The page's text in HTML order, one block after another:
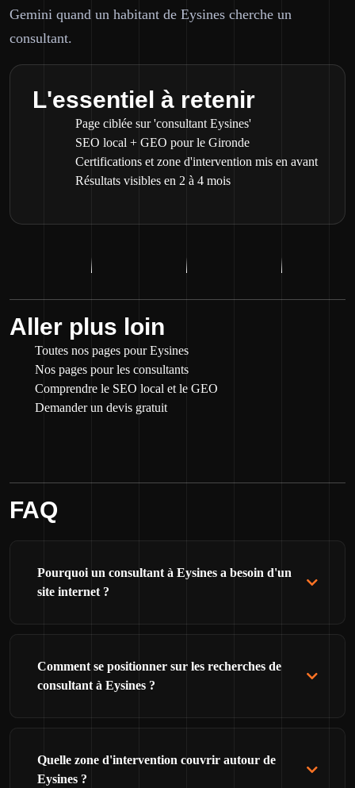
Gemini quand un habitant de Eysines cherche un
consultant.
L'essentiel à retenir
Page ciblée sur 'consultant Eysines'
SEO local + GEO pour le Gironde
Certifications et zone d'intervention mis en avant
Résultats visibles en 2 à 4 mois
Aller plus loin
Toutes nos pages pour Eysines
Nos pages pour les consultants
Comprendre le SEO local et le GEO
Demander un devis gratuit
FAQ
Pourquoi un consultant à Eysines a besoin d'un
site internet ?
Comment se positionner sur les recherches de
consultant à Eysines ?
Quelle zone d'intervention couvrir autour de
Eysines ?